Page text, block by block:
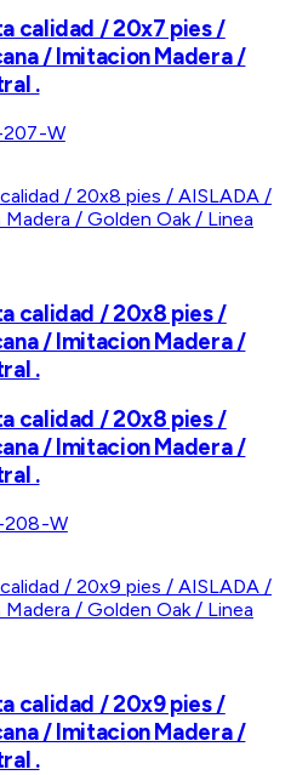
calidad / 20x7 pies /
/ Imitacion Madera /
.
207-W
calidad / 20x8 pies /
/ Imitacion Madera /
.
calidad / 20x8 pies /
/ Imitacion Madera /
.
208-W
calidad / 20x9 pies /
/ Imitacion Madera /
.